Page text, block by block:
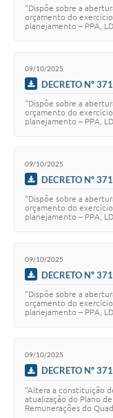
“Dispõe sobre a
orçamento do
planejamento – PPA,
09/10/2025
DECRETO Nº
“Dispõe sobre a
orçamento do
planejamento – PPA,
09/10/2025
DECRETO Nº
“Dispõe sobre a
orçamento do
planejamento – PPA,
09/10/2025
DECRETO Nº
“Dispõe sobre a
orçamento do
planejamento – PPA,
09/10/2025
DECRETO Nº
“Altera a constituição
atualização do Plano
Remunerações do